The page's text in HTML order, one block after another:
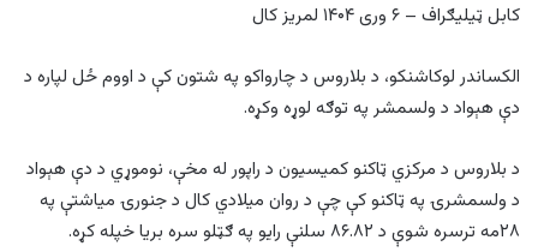
کابل ټیلیګراف – ۶ وری ۱۴۰۴ لمریز کال
الکساندر لوکاشنکو، د بلاروس د چارواکو په شتون کې د اووم ځل لپاره د
دې هېواد د ولسمشر په توګه لوړه وکړه.
د بلاروس د مرکزي ټاکنو کمیسیون د راپور له مخې، نوموړي د دې هېواد
د ولسمشرۍ په ټاکنو کې چې د روان میلادي کال د جنورۍ میاشتې په
۲۸مه ترسره شوې د ۸۶.۸۲ سلنې رایو په ګټلو سره بریا خپله کړه.